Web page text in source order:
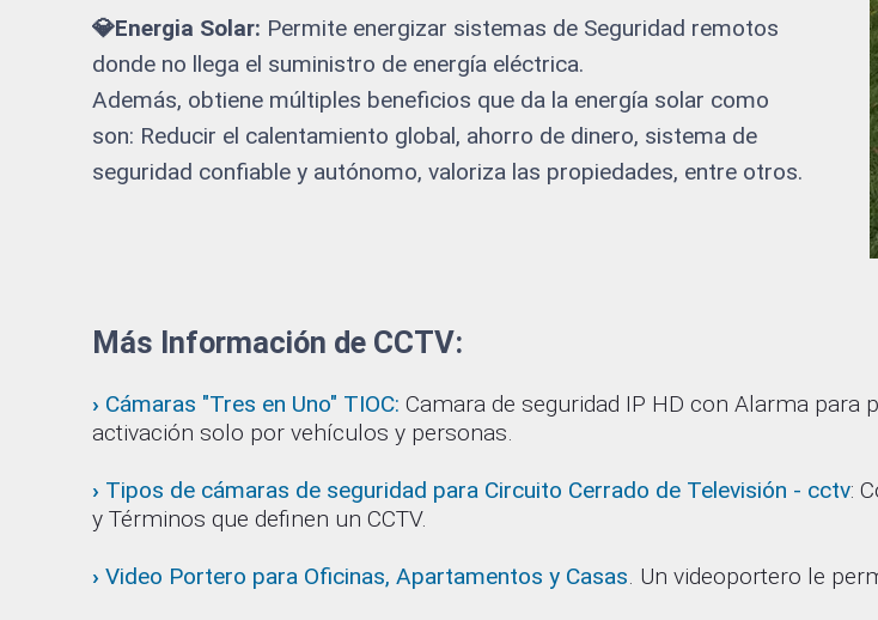
💎Energia Solar: Permite energizar sistemas de Seguridad remotos
donde no llega el suministro de energía eléctrica.
Además, obtiene múltiples beneficios que da la energía solar como
son: Reducir el calentamiento global, ahorro de dinero, sistema de
seguridad confiable y autónomo, valoriza las propiedades, entre otros.
Más Información de CCTV:
› Cámaras "Tres en Uno" TIOC: Camara de seguridad IP HD con Alarma
activación solo por vehículos y personas.
› Tipos de cámaras de seguridad para Circuito Cerrado de Televisión - cctv:
y Términos que definen un CCTV.
› Video Portero para Oficinas, Apartamentos y Casas. Un videoportero le